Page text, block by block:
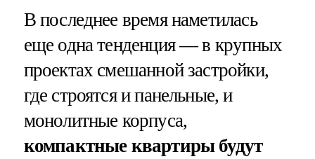
В последнее время наметилась
еще одна тенденция — в крупных
проектах смешанной застройки,
где строятся и панельные, и
монолитные корпуса,
компактные квартиры будут